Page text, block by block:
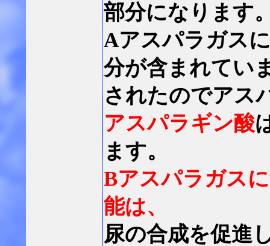
部分になります
Aアスパラガス
分が含まれてい
されたのでアス
アスパラギン酸
ます。
Bアスパラガス
能は、
尿の合成を促進